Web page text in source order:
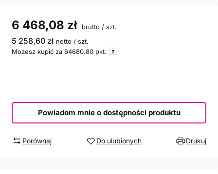
6 468,08 zł brutto / szt.
5 258,60 zł netto / szt.
Możesz kupić za 64680.80 pkt.
Powiadom mnie o dostępności produktu
Porównaj Do ulubionych Drukuj